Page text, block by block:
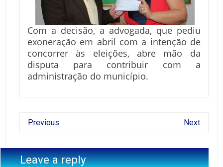
Com a decisão, a advogada, que pediu
exoneração em abril com a intenção de
concorrer às eleições, abre mão da
disputa para contribuir com a
administração do município.
Previous Next
Leave a reply